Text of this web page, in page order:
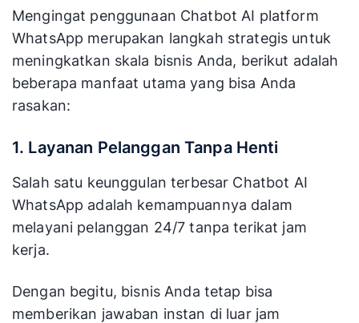
Mengingat penggunaan Chatbot AI platform
WhatsApp merupakan langkah strategis untuk
meningkatkan skala bisnis Anda, berikut adalah
beberapa manfaat utama yang bisa Anda
rasakan:
1. Layanan Pelanggan Tanpa Henti
Salah satu keunggulan terbesar Chatbot AI
WhatsApp adalah kemampuannya dalam
melayani pelanggan 24/7 tanpa terikat jam
kerja.
Dengan begitu, bisnis Anda tetap bisa
memberikan jawaban instan di luar jam